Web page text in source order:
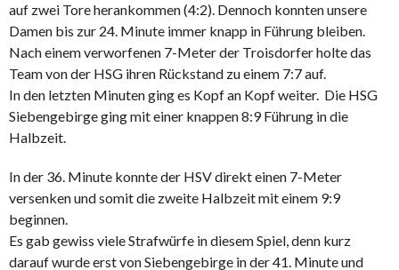
auf zwei Tore herankommen (4:2). Dennoch konnten unsere
Damen bis zur 24. Minute immer knapp in Führung bleiben.
Nach einem verworfenen 7-Meter der Troisdorfer holte das
Team von der HSG ihren Rückstand zu einem 7:7 auf.
In den letzten Minuten ging es Kopf an Kopf weiter. Die HSG
Siebengebirge ging mit einer knappen 8:9 Führung in die
Halbzeit.
In der 36. Minute konnte der HSV direkt einen 7-Meter
versenken und somit die zweite Halbzeit mit einem 9:9
beginnen.
Es gab gewiss viele Strafwürfe in diesem Spiel, denn kurz
darauf wurde erst von Siebengebirge in der 41. Minute und